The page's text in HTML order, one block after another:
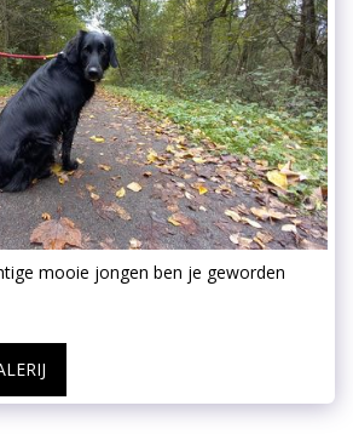
mooie jongen ben je geworden